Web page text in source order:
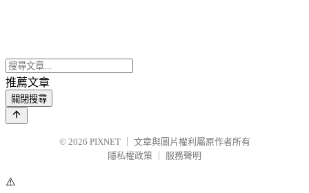
推薦文章
關閉搜尋
© 2026 PIXNET
文章與圖片權利屬原作者所有
隱私權政策
服務聲明
⚠️